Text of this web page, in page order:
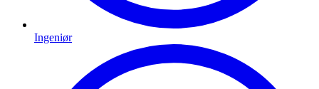
Ingeniør